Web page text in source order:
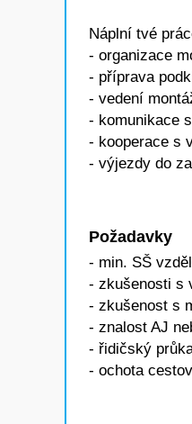
Náplní tvé
- organizace
- příprava
- vedení
- komunikace
- kooperace s
- výjezdy do
Požadavky
- min. SŠ
- zkušenosti s
- zkušenost s
- znalost AJ
- řidičský
- ochota